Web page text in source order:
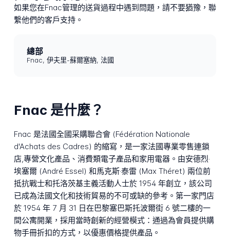
如果您在Fnac管理的送貨過程中遇到問題，請不要猶豫，聯
繫他們的客戶支持。
總部
Fnac, 伊夫里-蘇爾塞納, 法國
Fnac 是什麼？
Fnac 是法國全國采購聯合會 (Fédération Nationale
d'Achats des Cadres) 的縮寫，是一家法國專業零售連鎖
店,專營文化產品、消費類電子產品和家用電器。由安德烈·
埃塞爾 (André Essel) 和馬克斯·泰雷 (Max Théret) 兩位前
抵抗戰士和托洛茨基主義活動人士於 1954 年創立，該公司
已成為法國文化和技術貿易的不可或缺的參考。第一家門店
於 1954 年 7 月 31 日在巴黎塞巴斯托波爾街 6 號二樓的一
間公寓開業，採用當時創新的經營模式：通過為會員提供購
物手冊折扣的方式，以優惠價格提供產品。